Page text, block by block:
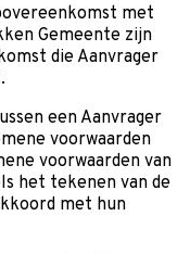
met
Gemeente zijn
die Aanvrager
een Aanvrager
voorwaarden
voorwaarden van
het tekenen van de
met hun